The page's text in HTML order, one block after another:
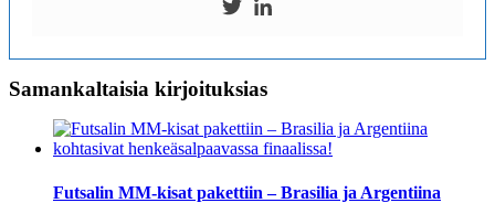
Samankaltaisia kirjoituksias
Futsalin MM-kisat pakettiin – Brasilia ja Argentiina